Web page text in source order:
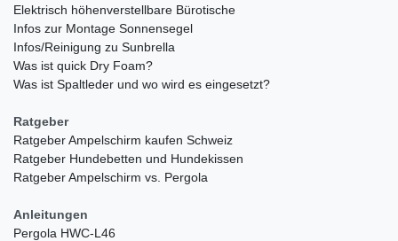
Elektrisch höhenverstellbare Bürotische
Infos zur Montage Sonnensegel
Infos/Reinigung zu Sunbrella
Was ist quick Dry Foam?
Was ist Spaltleder und wo wird es eingesetzt?
Ratgeber
Ratgeber Ampelschirm kaufen Schweiz
Ratgeber Hundebetten und Hundekissen
Ratgeber Ampelschirm vs. Pergola
Anleitungen
Pergola HWC-L46